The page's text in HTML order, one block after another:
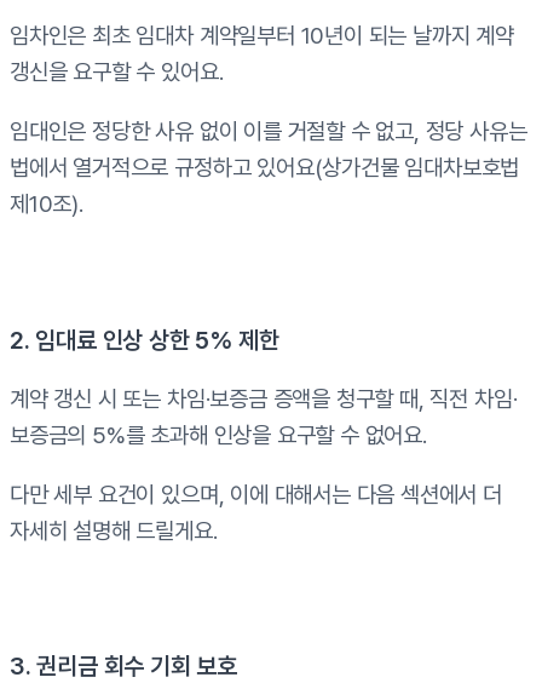
임차인은 최초 임대차 계약일부터 10년이 되는 날까지 계약
갱신을 요구할 수 있어요.
임대인은 정당한 사유 없이 이를 거절할 수 없고, 정당 사유는
법에서 열거적으로 규정하고 있어요(상가건물 임대차보호법
제10조).
2. 임대료 인상 상한 5% 제한
계약 갱신 시 또는 차임·보증금 증액을 청구할 때, 직전 차임·
보증금의 5%를 초과해 인상을 요구할 수 없어요.
다만 세부 요건이 있으며, 이에 대해서는 다음 섹션에서 더
자세히 설명해 드릴게요.
3. 권리금 회수 기회 보호